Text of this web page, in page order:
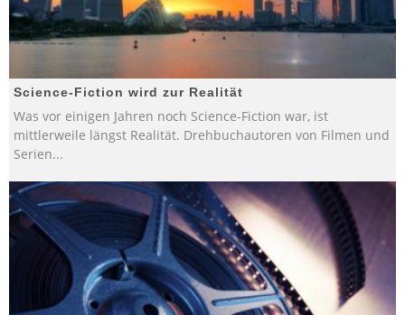
Science-Fiction wird zur Realität
Was vor einigen Jahren noch Science-Fiction war, ist
mittlerweile längst Realität. Drehbuchautoren von Filmen und
Serien...